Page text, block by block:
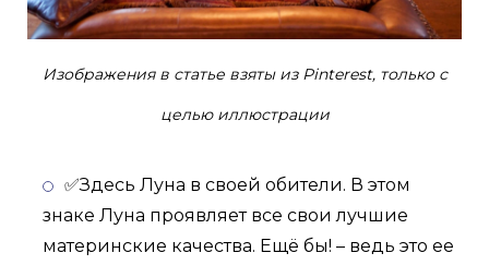
Изображения в статье взяты из Pinterest, только с
целью иллюстрации
✅Здесь Луна в своей обители. В этом
знаке Луна проявляет все свои лучшие
материнские качества. Ещё бы! – ведь это ее